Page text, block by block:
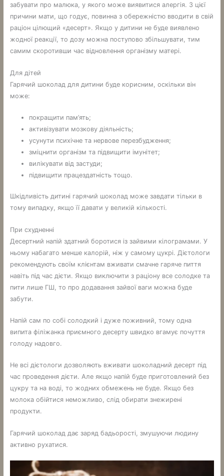
забувати про малюка, у якого може виявитися алергія. З цієї
причини мати, що годує, повинна з обережністю вводити в свій
раціон цілющий «десерт». Якщо у дитини не буде виявлено
жодної реакції, то дозу можна поступово збільшувати, тим
самим скоротивши час відновлення організму матері.
Для дітей
Гарячий шоколад для дитини буде корисним, оскільки він
може:
покращити пам’ять;
активізувати мозкову діяльність;
усунути психічне та нервове перезбудження;
зміцнити організм та підвищити імунітет;
вилікувати від застуди;
підвищити працездатність тощо.
Шкідливість дитині гарячий шоколад може завдати тільки в
тому випадку, якщо її давати у великій кількості.
При схудненні
Десертний напій здатний боротися із зайвими кілограмами. У
ньому набагато менше калорій, ніж у самому цукрі. Дієтологи
рекомендують своїм клієнтам вживати смачне гаряче пиття
навіть під час дієти. Якщо виключити з раціону все солодке та
пити лише ГШ, то про додавання зайвої ваги можна буде
забути.
Напій сам по собі солодкий і дуже поживний, тому одна
випита філіжанка приємного десерту швидко вгамує почуття
голоду надовго.
Не всі дієтологи дозволяють вживати шоколадний десерт під
час проведення дієти. Але якщо напій буде приготовлений без
цукру та на воді, то жодних обмежень не буде. Якщо без
молока обійтися неможливо, слід обирати знежирені
продукти.
Гарячий шоколад дає заряд бадьорості, змушуючи людину
активно рухатися.